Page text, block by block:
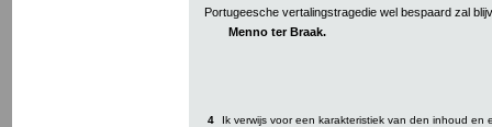
Portugeesche vertalingstragedie wel bespaard zal
Menno ter Braak.
4
Ik verwijs voor een karakteristiek van den inhoud en